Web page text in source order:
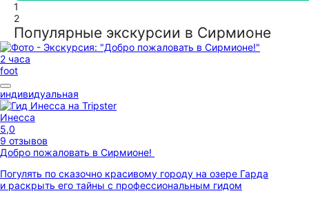
1
2
Популярные экскурсии в Сирмионе
2 часа
foot
индивидуальная
Инесса
5,0
9 отзывов
Добро пожаловать в Сирмионе!
Погулять по сказочно красивому городу на озере Гарда
и раскрыть его тайны с профессиональным гидом